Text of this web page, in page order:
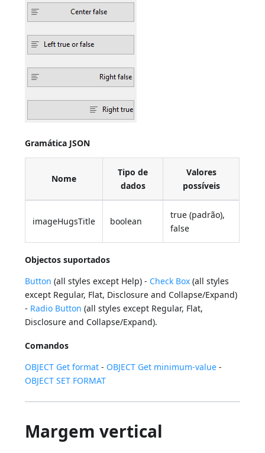
Gramática JSON
Nome
Tipo de
dados
Valores
possíveis
imageHugsTitle boolean
true (padrão),
false
Objectos suportados
Button (all styles except Help) - Check Box (all styles
except Regular, Flat, Disclosure and Collapse/Expand)
- Radio Button (all styles except Regular, Flat,
Disclosure and Collapse/Expand).
Comandos
OBJECT Get format - OBJECT Get minimum-value -
OBJECT SET FORMAT
Margem vertical